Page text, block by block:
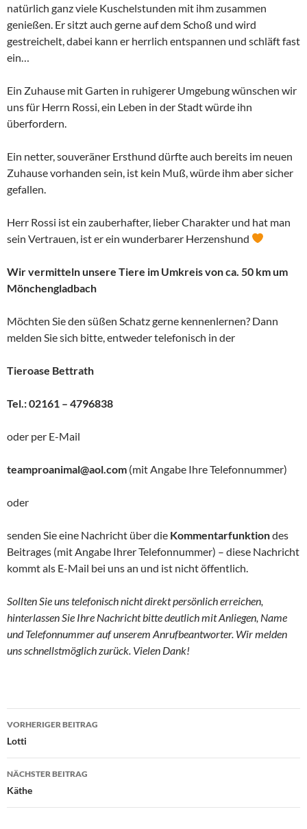
natürlich ganz viele Kuschelstunden mit ihm zusammen
genießen. Er sitzt auch gerne auf dem Schoß und wird
gestreichelt, dabei kann er herrlich entspannen und schläft fast
ein…
Ein Zuhause mit Garten in ruhigerer Umgebung wünschen wir
uns für Herrn Rossi, ein Leben in der Stadt würde ihn
überfordern.
Ein netter, souveräner Ersthund dürfte auch bereits im neuen
Zuhause vorhanden sein, ist kein Muß, würde ihm aber sicher
gefallen.
Herr Rossi ist ein zauberhafter, lieber Charakter und hat man
sein Vertrauen, ist er ein wunderbarer Herzenshund
Wir vermitteln unsere Tiere im Umkreis von ca. 50 km um
Mönchengladbach
Möchten Sie den süßen Schatz gerne kennenlernen? Dann
melden Sie sich bitte, entweder telefonisch in der
Tieroase Bettrath
Tel.: 02161 – 4796838
oder per E-Mail
teamproanimal@aol.com (mit Angabe Ihre Telefonnummer)
oder
senden Sie eine Nachricht über die Kommentarfunktiondes
Beitrages (mit Angabe Ihrer Telefonnummer) – diese Nachricht
kommt als E-Mail bei uns an und ist nicht öffentlich.
Sollten Sie uns telefonisch nicht direkt persönlich erreichen,
hinterlassen Sie Ihre Nachricht bitte deutlich mit Anliegen, Name
und Telefonnummer auf unserem Anrufbeantworter. Wir melden
uns schnellstmöglich zurück. Vielen Dank!
Beitragsnavigation
VORHERIGER BEITRAG
Lotti
NÄCHSTER BEITRAG
Käthe